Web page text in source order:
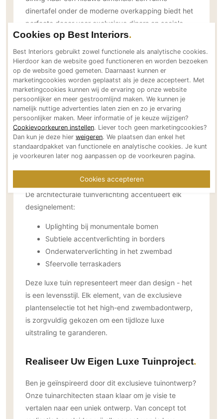
Technologie
Audio/Video
Thuisbioscoop
Domotica
Mirror TV
Fitnessapparatuur
Wifi
Overig
Aannemers Interieur
Wellness
Wijnkelder en wijnkasten
dinertafel onder de moderne overkapping biedt het
perfecte decor voor exclusieve diners en sociale
gatherings, beschut tegen alle
weersomstandigheden.
De buitenruimte heeft meerdere unieke eyecatchers
gekregen. Bij het betreden van de tuin, zal uw oog
als eerste vallen op het prachtige uitzicht over de
golfbaan en de zee. Het was dan ook ons hoofddoel
om dit schilderijachtige zicht zoveel mogelijk bij de
tuin te betrekken.
Professionele Tuinverlichting voor
Sfeervolle Avonden
De architecturale tuinverlichting accentueert elk
designelement:
Uplighting bij monumentale bomen
Subtiele accentverlichting in borders
Onderwaterverlichting in het zwembad
Sfeervolle terraskaders
Deze luxe tuin representeert meer dan design - het
is een levensstijl. Elk element, van de exclusieve
plantenselectie tot het high-end zwembadontwerp,
is zorgvuldig gekozen om een tijdloze luxe
uitstraling te garanderen.
Realiseer Uw Eigen Luxe Tuinproject
Ben je geïnspireerd door dit exclusieve tuinontwerp?
Onze tuinarchitecten staan klaar om je visie te
vertalen naar een uniek ontwerp. Van concept tot
Cookies op Best Interiors
Best Interiors gebruikt zowel functionele als analytische cookies.
Hierdoor kan de website goed functioneren en worden bezoeken
op de website goed gemeten. Daarnaast kunnen er
marketingcookies worden geplaatst als je deze accepteert. Met
marketingcookies kunnen wij de ervaring op onze website
persoonlijker en meer gestroomlijnd maken. We kunnen je
namelijk nuttige advertenties laten zien en zo je ervaring
persoonlijker maken. Meer informatie of je keuze wijzigen?
Cookievoorkeuren instellen. Liever toch geen marketingcookies?
Dan kun je deze hier weigeren. We plaatsen dan enkel het
standaardpakket van functionele en analytische cookies. Je kunt
je voorkeuren later nog aanpassen op de voorkeuren pagina.
Cookies accepteren